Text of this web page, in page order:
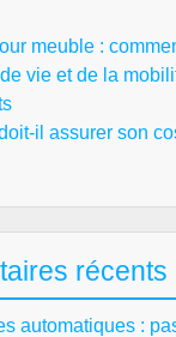
meuble :
vie et de la
il assurer son
récents
automatiques :